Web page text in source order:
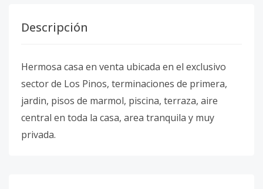
Descripción
Hermosa casa en venta ubicada en el exclusivo
sector de Los Pinos, terminaciones de primera,
jardin, pisos de marmol, piscina, terraza, aire
central en toda la casa, area tranquila y muy
privada.